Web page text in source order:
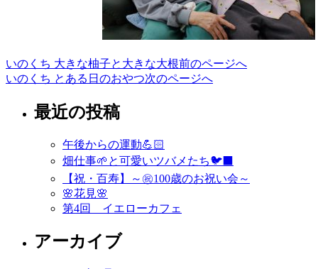
投
稿
いのくち 大きな柚子と大きな大根前のページへ
いのくち とある日のおやつ次のページへ
最近の投稿
午後からの運動💪🏻
畑仕事🌱と可愛いツバメたち🐦‍⬛
【祝・百寿】～㊗️100歳のお祝い会～
🌸花見🌸
第4回 イエローカフェ
アーカイブ